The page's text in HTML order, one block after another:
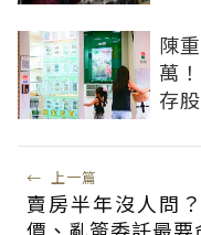
陳
萬
存
← 上一篇
賣房半年沒人問